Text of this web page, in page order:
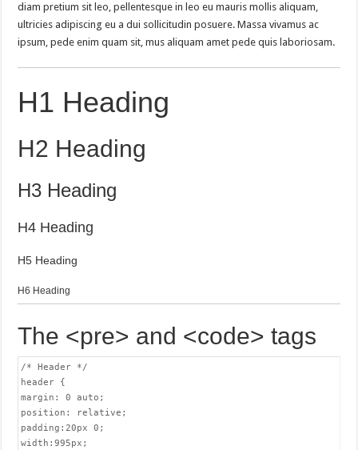
diam pretium sit leo, pellentesque in leo eu mauris mollis aliquam,
ultricies adipiscing eu a dui sollicitudin posuere. Massa vivamus ac
ipsum, pede enim quam sit, mus aliquam amet pede quis laboriosam.
H1 Heading
H2 Heading
H3 Heading
H4 Heading
H5 Heading
H6 Heading
The <pre> and <code> tags
/* Header */
header {
margin: 0 auto;
position: relative;
padding:20px 0;
width:995px;